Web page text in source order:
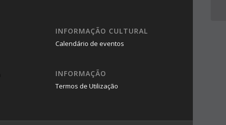
INFORMAÇÃO CULTURAL
Calendário de eventos
INFORMAÇÃO
Termos de Utilização